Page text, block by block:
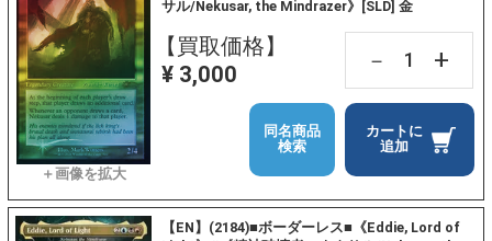
サル/Nekusar, the Mindrazer》[SLD] 金
【買取価格】
¥ 3,000
－ +
カートに
追加
同名商品
検索
【EN】(2184)■ボーダーレス■《Eddie, Lord of